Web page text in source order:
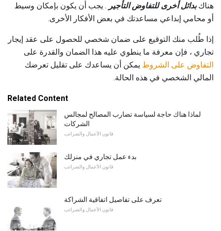
هناكبدائل أخرى للتفاوض التأجير . يجب أن يكون بإمكان وسيط
أو محامي إبداعي مساعدتك في بعض الأفكار الأخرى.
إذا طُلب منك التوقيع على ضمان شخصي للحصول على عقد إيجار
تجاري ، فإن معرفة ما ينطوي عليه هذا الضمان والقدرة على
التفاوض على الشروط يمكن أن يساعدك على تقليل تعرضك
المالي الشخصي في هذه الحالة.
Related Content
لماذا هناك حاجة لسياسة تضارب المصالح لمجالس
الشركات
قانون الأعمال والضرائب
بدء عمل تجاري في منزلك
قانون الأعمال والضرائب
تعرف على تفاصيل اتفاقية الشراكة
قانون الأعمال والضرائب